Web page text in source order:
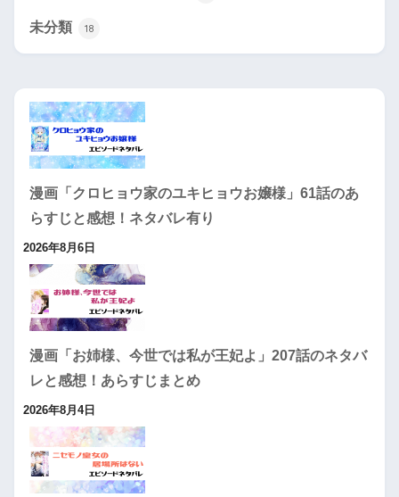
未分類 18
漫画「クロヒョウ家のユキヒョウお嬢様」61話のあ
らすじと感想！ネタバレ有り
2026年8月6日
漫画「お姉様、今世では私が王妃よ」207話のネタバ
レと感想！あらすじまとめ
2026年8月4日